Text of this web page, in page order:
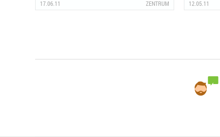
17.06.11 ZENTRUM 12.05.11